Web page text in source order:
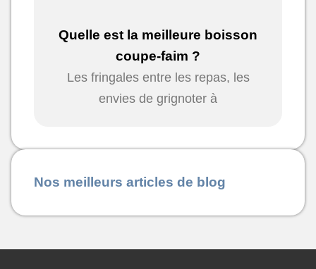
Quelle est la meilleure boisson
coupe-faim ?
Les fringales entre les repas, les
envies de grignoter à
Nos meilleurs articles de blog